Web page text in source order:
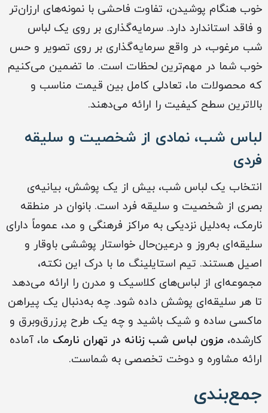
خوب هنگام پوشیدن، تفاوت فاحشی با نمونه‌های ارزان‌تر
و فاقد استاندارد دارد. سرمایه‌گذاری بر روی یک لباس
شب مرغوب، در واقع سرمایه‌گذاری بر روی تصویر و حس
خوب شما در مهم‌ترین لحظات است. ما تضمین می‌کنیم
که محصولات ما، تعادلی کامل بین قیمت مناسب و
بالاترین سطح کیفیت را ارائه می‌دهند.
لباس شب، نمادی از شخصیت و سلیقه
فردی
انتخاب یک لباس شب، بیش از یک پوشش، بیانیه‌ی
بصری از شخصیت و سلیقه فرد است. بانوان در منطقه
نارمک، به‌دلیل نزدیکی به مراکز فرهنگی و مد، عموماً دارای
سلیقه‌ای به‌روز و درعین‌حال خواستار پوششی باوقار و
اصیل هستند. تیم استایلینگ ما با درک این نکته،
مجموعه‌ای از لباس‌های کلاسیک و مدرن را ارائه می‌دهد
تا هر سلیقه‌ای پوشش داده شود. چه به‌دنبال یک پیراهن
ماکسی ساده و شیک باشید و چه یک طرح پرزرق‌وبرق و
کارشده، مزون لباس شب زنانه در تهران نارمک ما، آماده
ارائه مشاوره و دوخت تخصصی به شماست.
جمع‌بندی